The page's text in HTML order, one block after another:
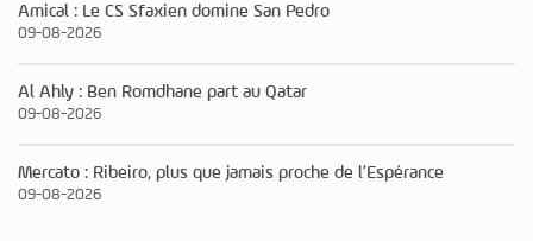
Amical : Le CS Sfaxien domine San Pedro
09-08-2026
Al Ahly : Ben Romdhane part au Qatar
09-08-2026
Mercato : Ribeiro, plus que jamais proche de l’Espérance
09-08-2026